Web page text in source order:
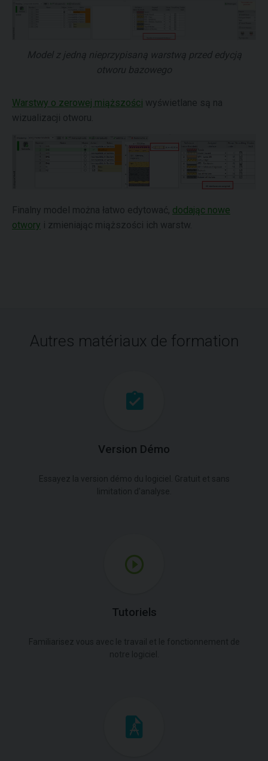
Model z jedną nieprzypisaną warstwą przed edycją
otworu bazowego
Warstwy o zerowej miąższości wyświetlane są na
wizualizacji otworu.
Finalny model można łatwo edytować, dodając nowe
otwory i zmieniając miąższości ich warstw.
Autres matériaux de formation
Version Démo
Tutoriels